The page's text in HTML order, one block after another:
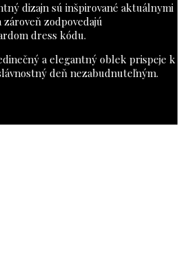
dizajn sú inšpirované aktuálnymi
zodpovedajú
dress kódu.
a elegantný oblek prispeje k
deň nezabudnuteľným.